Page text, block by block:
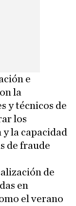
e
la
y técnicos de
los
la capacidad
de fraude
de
en
el verano